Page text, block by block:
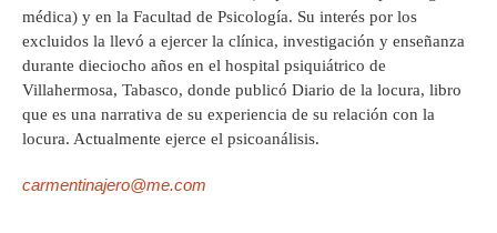
médica) y en la Facultad de Psicología. Su interés por los
excluidos la llevó a ejercer la clínica, investigación y enseñanza
durante dieciocho años en el hospital psiquiátrico de
Villahermosa, Tabasco, donde publicó Diario de la locura, libro
que es una narrativa de su experiencia de su relación con la
locura. Actualmente ejerce el psicoanálisis.
carmentinajero@me.com